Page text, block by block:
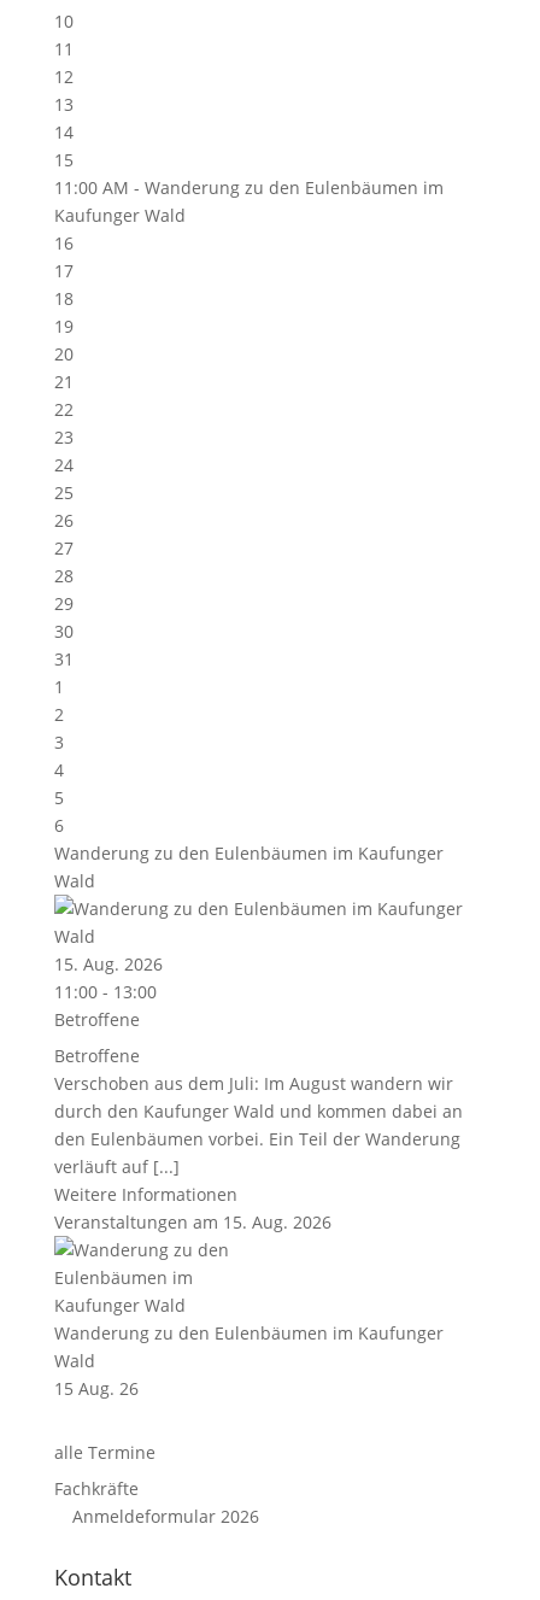
10
11
12
13
14
15
11:00 AM - Wanderung zu den Eulenbäumen im
Kaufunger Wald
16
17
18
19
20
21
22
23
24
25
26
27
28
29
30
31
1
2
3
4
5
6
Wanderung zu den Eulenbäumen im Kaufunger
Wald
15. Aug. 2026
11:00 - 13:00
Betroffene
Betroffene
Verschoben aus dem Juli: Im August wandern wir
durch den Kaufunger Wald und kommen dabei an
den Eulenbäumen vorbei. Ein Teil der Wanderung
verläuft auf [...]
Weitere Informationen
Veranstaltungen am 15. Aug. 2026
Wanderung zu den Eulenbäumen im Kaufunger
Wald
15 Aug. 26
alle Termine
Fachkräfte
Anmeldeformular 2026
Kontakt